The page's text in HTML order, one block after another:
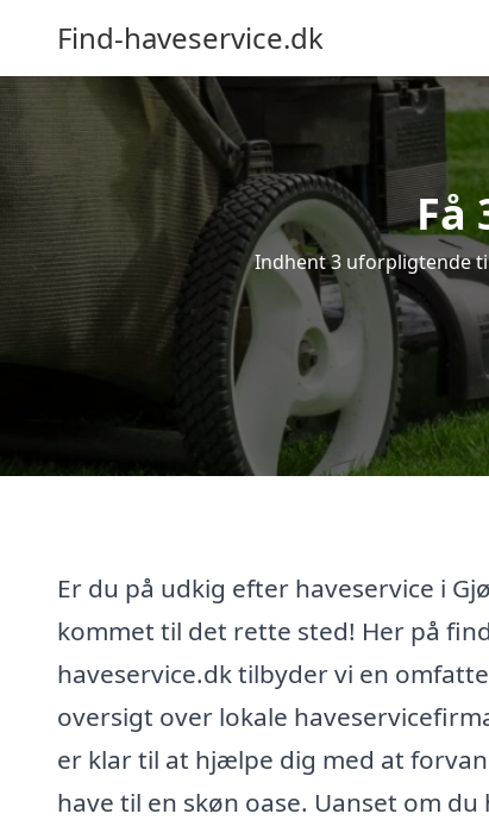
Find-haveservice.dk
Få
Indhent 3 uforpligtende
Er du på udkig efter haveservice i
kommet til det rette sted! Her på
haveservice.dk tilbyder vi en
oversigt over lokale
er klar til at hjælpe dig med at
have til en skøn oase. Uanset om du